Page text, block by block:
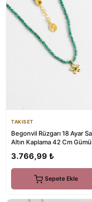
TAKISET
Begonvil Rüzgarı 18 Ayar
Altın Kaplama 42 Cm
3.766,99 ₺
Sepete Ekle